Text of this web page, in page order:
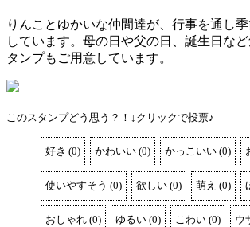
りんことゆかいな仲間達が、行事を通し
しています。母の日や父の日、誕生日な
タンプもご用意しています。
このスタンプどう思う？！↓クリックで投票♪
好き (0) かわいい (0) かっこいい (0)
使いやすそう (0) 欲しい (0) 萌え (0)
おしゃれ (0) ゆるい (0) こわい (0) ウ